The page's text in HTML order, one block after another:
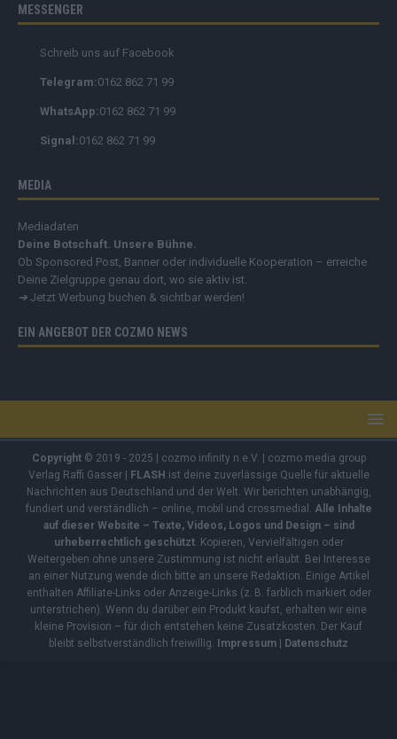
MESSENGER
Schreib uns auf Facebook
Telegram:0162 862 71 99
WhatsApp:0162 862 71 99
Signal:0162 862 71 99
MEDIA
Mediadaten
Deine Botschaft. Unsere Bühne.
Ob Sponsored Post, Banner oder individuelle Kooperation – erreiche
Deine Zielgruppe genau dort, wo sie aktiv ist.
➔ Jetzt Werbung buchen & sichtbar werden!
EIN ANGEBOT DER COZMO NEWS
Copyright© 2019 - 2025 | cozmo infinity n.e.V. | cozmo media group
Verlag Raffi Gasser | FLASH ist deine zuverlässige Quelle für aktuelle
Nachrichten aus Deutschland und der Welt. Wir berichten unabhängig,
fundiert und verständlich – online, mobil und crossmedial.
Alle Inhalte
auf dieser Website – Texte, Videos, Logos und Design – sind
urheberrechtlich geschützt. Kopieren, Vervielfältigen oder
Weitergeben ohne unsere Zustimmung ist nicht erlaubt. Bei Interesse
an einer Nutzung wende dich bitte an unsere Redaktion. Einige Artikel
enthalten Affiliate-Links oder Anzeige-Links (z. B. farblich markiert oder
unterstrichen). Wenn du darüber ein Produkt kaufst, erhalten wir eine
kleine Provision – für dich entstehen keine Zusatzkosten. Der Kauf
bleibt selbstverständlich freiwillig. Impressum | Datenschutz